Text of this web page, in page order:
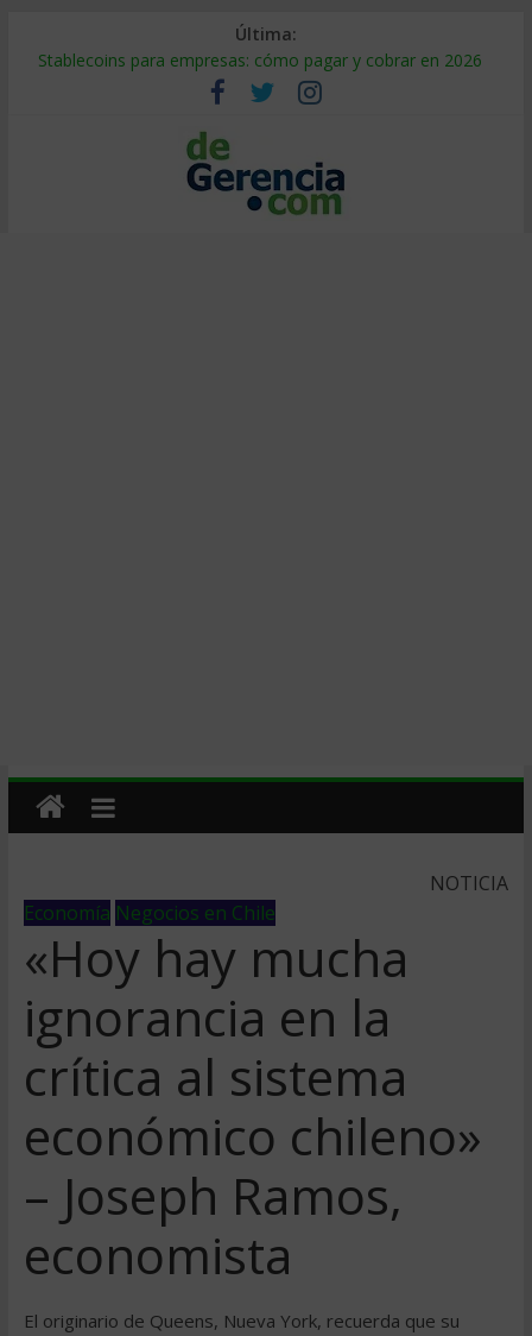
Última:
Stablecoins para empresas: cómo pagar y cobrar en 2026
Despido silencioso: qué es y por qué sale tan caro
IA en selección de personal: cómo auditarla a tiempo
Trabajo forzoso en la cadena de suministro: qué hacer
Mercado hispano de EE. UU.: cómo segmentarlo y venderle
NOTICIA
Economía Negocios en Chile
«Hoy hay mucha
ignorancia en la
crítica al sistema
económico chileno»
– Joseph Ramos,
economista
El originario de Queens, Nueva York, recuerda que su